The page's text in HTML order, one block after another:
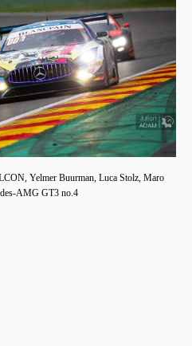
Yelmer Buurman, Luca Stolz, Maro
AMG GT3 no.4